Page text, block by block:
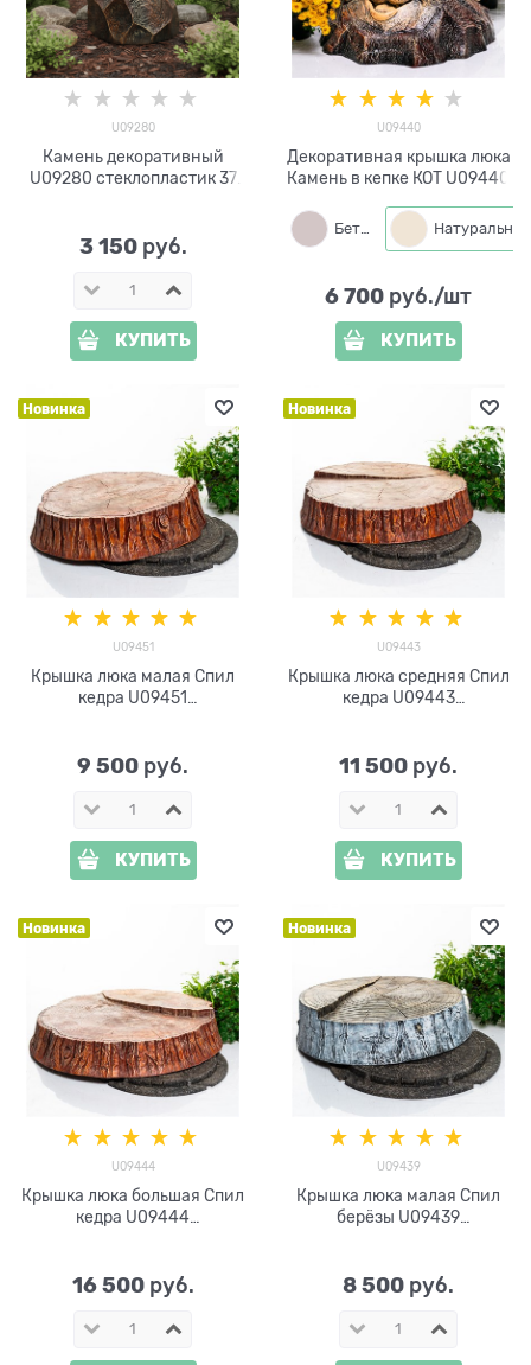
U09280
Камень декоративный
U09280 стеклопластик 37
3 150 руб.
КУПИТЬ
U09440
Декоративная крышка люка
Камень в кепке КОТ U09440
Бетон
6 700 руб./шт
КУПИТЬ
Новинка
U09451
Крышка люка малая Спил
кедра U09451
9 500 руб.
КУПИТЬ
Новинка
U09443
Крышка люка средняя Спил
кедра U09443
11 500 руб.
КУПИТЬ
Новинка
U09444
Крышка люка большая Спил
кедра U09444
16 500 руб.
Новинка
U09439
Крышка люка малая Спил
берёзы U09439
8 500 руб.